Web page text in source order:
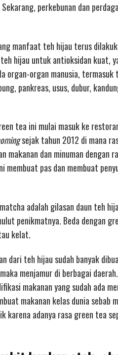
perkebunan dan
manfaat teh hijau terus
hijau untuk antioksidan kuat,
organ-organ manusia,
pankreas, usus, dubur,
tea ini mulai masuk ke
sejak tahun 2012 di mana
makanan dan minuman dengan
membuat pas dan membuat
adalah gilasan daun teh
penikmatnya. Beda dengan
kelat.
dari teh hijau sudah banyak
menjamur di berbagai
makanan yang sudah ada
makanan kelas dunia sebab
karena adanya rasa green tea